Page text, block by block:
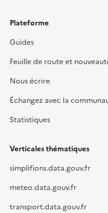
Plateforme
Guides
Feuille de route et
Nous écrire
Échangez avec la
Statistiques
Verticales thématiques
simplifions.data.gouv.fr
meteo.data.gouv.fr
transport.data.gouv.fr